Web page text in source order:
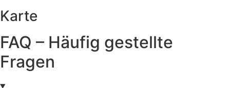
Karte
FAQ – Häufig gestellte
Fragen